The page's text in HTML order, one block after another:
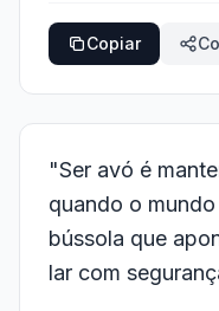
Copiar
"Ser avó é
quando o
bússola que
lar com